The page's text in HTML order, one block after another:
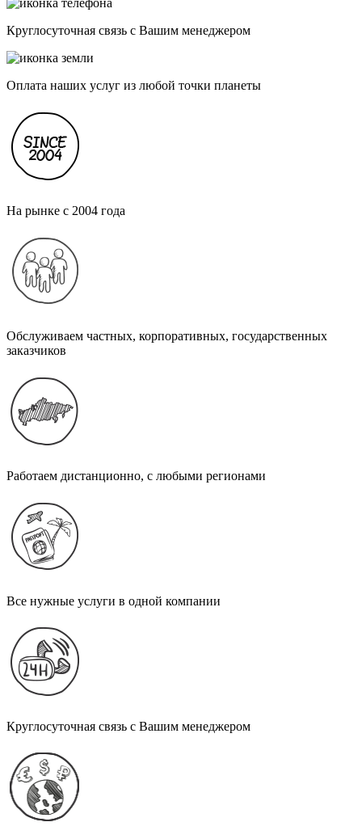
Круглосуточная связь с Вашим менеджером
Оплата наших услуг из любой точки планеты
На рынке с 2004 года
Обслуживаем частных, корпоративных, государственных
заказчиков
Работаем дистанционно, с любыми регионами
Все нужные услуги в одной компании
Круглосуточная связь с Вашим менеджером